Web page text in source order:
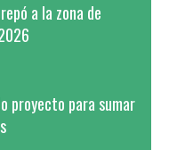
a la zona de
proyecto para sumar